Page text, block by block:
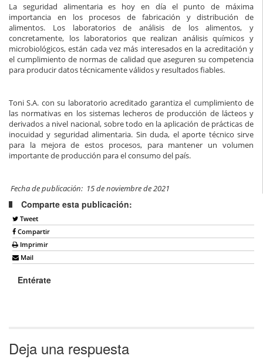
La seguridad alimentaria es hoy en día el punto de máxima
importancia en los procesos de fabricación y distribución de
alimentos. Los laboratorios de análisis de los alimentos, y
concretamente, los laboratorios que realizan análisis químicos y
microbiológicos, están cada vez más interesados en la acreditación y
el cumplimiento de normas de calidad que aseguren su competencia
para producir datos técnicamente válidos y resultados fiables.
Toni S.A. con su laboratorio acreditado garantiza el cumplimiento de
las normativas en los sistemas lecheros de producción de lácteos y
derivados a nivel nacional, sobre todo en la aplicación de prácticas de
inocuidad y seguridad alimentaria. Sin duda, el aporte técnico sirve
para la mejora de estos procesos, para mantener un volumen
importante de producción para el consumo del país.
Fecha de publicación: 15 de noviembre de 2021
Comparte esta publicación:
Tweet
Compartir
Imprimir
Mail
Entérate
Deja una respuesta